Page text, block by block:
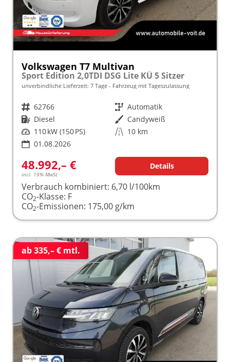
Volkswagen T7 Multivan
Sport Edition 2,0TDI DSG Lite KÜ 5 Sitzer
unverbindliche Lieferzeit: 7 Tage Fahrzeug mit Tageszulassung
Fahrzeugnr. 62766 Getriebe Automatik
Kraftstoff Diesel Außenfarbe Candyweiß
Leistung 110 kW (150 PS) Kilometerstand 10 km
01.08.2026
48.992,– €
incl. 19% MwSt.
Details
Verbrauch kombiniert: 6,70 l/100km
CO2-Klasse: F
CO2-Emissionen: 175,00 g/km
ab 335,– € mtl.